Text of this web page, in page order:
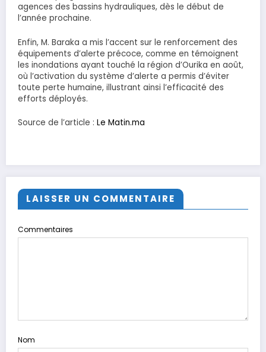
agences des bassins hydrauliques, dès le début de
l’année prochaine.
Enfin, M. Baraka a mis l’accent sur le renforcement des
équipements d’alerte précoce, comme en témoignent
les inondations ayant touché la région d’Ourika en août,
où l’activation du système d’alerte a permis d’éviter
toute perte humaine, illustrant ainsi l’efficacité des
efforts déployés.
Source de l’article : Le Matin.ma
LAISSER UN COMMENTAIRE
Commentaires
Nom